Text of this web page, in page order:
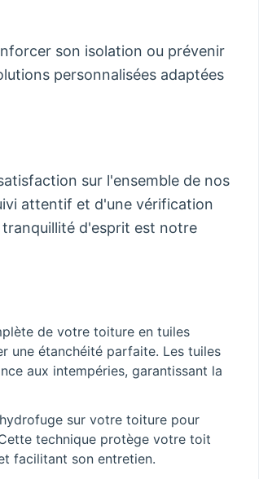
son isolation ou prévenir
personnalisées adaptées
sur l'ensemble de nos
attentif et d'une vérification
d'esprit est notre
de votre toiture en tuiles
une étanchéité parfaite. Les tuiles
aux intempéries, garantissant la
sur votre toiture pour
technique protège votre toit
facilitant son entretien.